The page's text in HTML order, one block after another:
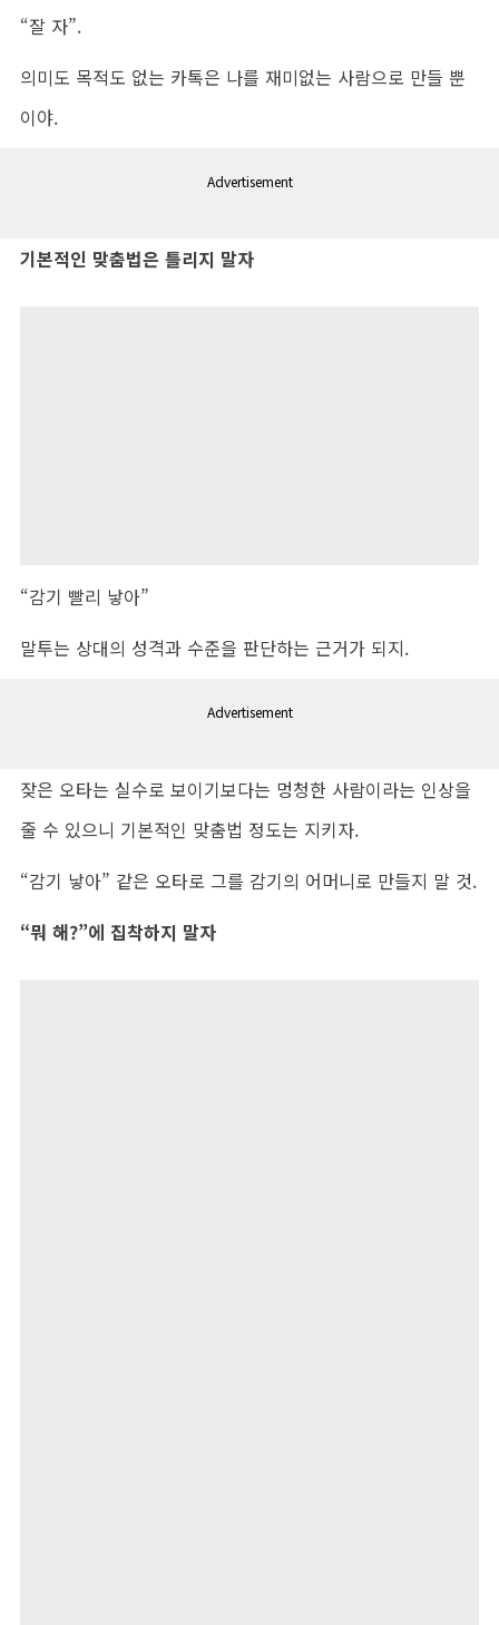
“잘 자”.
의미도 목적도 없는 카톡은 나를 재미없는 사람으로 만들 뿐
이야.
Advertisement
기본적인 맞춤법은 틀리지 말자
“감기 빨리 낳아”
말투는 상대의 성격과 수준을 판단하는 근거가 되지.
Advertisement
잦은 오타는 실수로 보이기보다는 멍청한 사람이라는 인상을
줄 수 있으니 기본적인 맞춤법 정도는 지키자.
“감기 낳아” 같은 오타로 그를 감기의 어머니로 만들지 말 것.
“뭐 해?”에 집착하지 말자